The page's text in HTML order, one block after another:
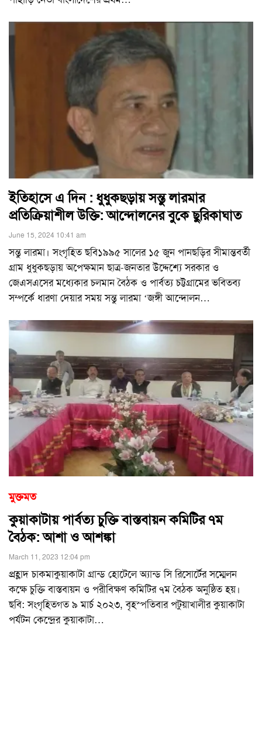
ইতিহাসে এ দিন : ধুধুকছড়ায় সন্তু লারমার
প্রতিক্রিয়াশীল উক্তি: আন্দোলনের বুকে ছুরিকাঘাত
June 15, 2024 10:41 am
সন্তু লারমা। সংগৃহিত ছবি১৯৯৫ সালের ১৫ জুন পানছড়ির সীমান্তবর্তী
গ্রাম ধুধুকছড়ায় অপেক্ষমান ছাত্র-জনতার উদ্দেশ্যে সরকার ও
জেএসএসের মধ্যেকার চলমান বৈঠক ও পার্বত্য চট্টগ্রামের ভবিতব্য
সম্পর্কে ধারণা দেয়ার সময় সন্তু লারমা ‘জঙ্গী আন্দোলন…
মুক্তমত
কুয়াকাটায় পার্বত্য চুক্তি বাস্তবায়ন কমিটির ৭ম
বৈঠক: আশা ও আশঙ্কা
March 11, 2023 12:04 pm
প্রহ্লাদ চাকমাকুয়াকাটা গ্রান্ড হোটেলে অ্যান্ড সি রিসোর্টের সম্মেলন
কক্ষে চুক্তি বাস্তবায়ন ও পরীবিক্ষণ কমিটির ৭ম বৈঠক অনুষ্ঠিত হয়।
ছবি: সংগৃহিতগত ৯ মার্চ ২০২৩, বৃহস্পতিবার পটুয়াখালীর কুয়াকাটা
পর্যটন কেন্দ্রের কুয়াকাটা…